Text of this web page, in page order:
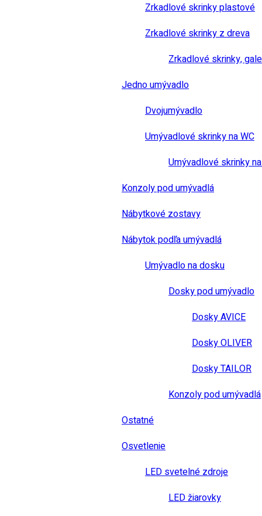
Zrkadlové skrinky plastové
Zrkadlové skrinky z dreva
Zrkadlové skrinky,
Jedno umývadlo
Dvojumývadlo
Umývadlové skrinky na WC
Umývadlové skrinky
Konzoly pod umývadlá
Nábytkové zostavy
Nábytok podľa umývadlá
Umývadlo na dosku
Dosky pod umývadlo
Dosky AVICE
Dosky OLIVER
Dosky TAILOR
Konzoly pod umývadlá
Ostatné
Osvetlenie
LED svetelné zdroje
LED žiarovky